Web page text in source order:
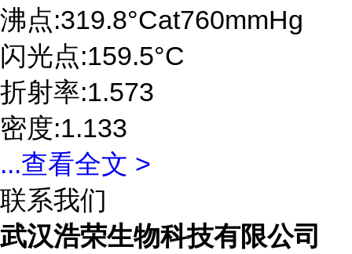
沸点:319.8°Cat760mmHg
闪光点:159.5°C
折射率:1.573
密度:1.133
...查看全文 >
联系我们
武汉浩荣生物科技有限公司